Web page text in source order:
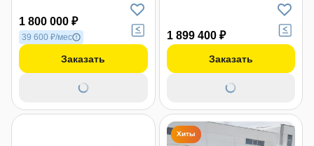
1 800 000 ₽
39 600 ₽/мес
Заказать
1 899 400 ₽
Заказать
Хиты